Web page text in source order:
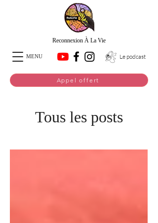
Reconnexion À La Vie
MENU Le podcast
Appel offert
Tous les posts